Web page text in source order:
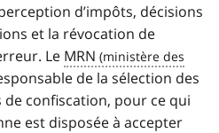
d’impôts, décisions
et la révocation de
Le MRN
de la sélection des
confiscation, pour ce qui
est disposée à accepter